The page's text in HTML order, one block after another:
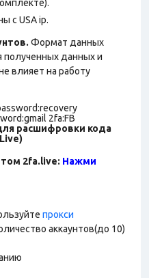
с USA ip.
Формат данных
полученных данных и
влияет на работу
2fa:FB
расшифровки кода
2fa.live: Нажми
прокси
аккаунтов(до 10)